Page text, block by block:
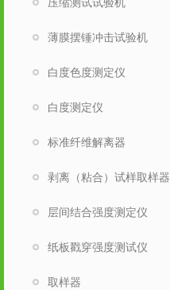
薄膜摆锤冲击试验机
白度色度测定仪
白度测定仪
标准纤维解离器
剥离（粘合）试样取样器
层间结合强度测定仪
纸板戳穿强度测试仪
取样器